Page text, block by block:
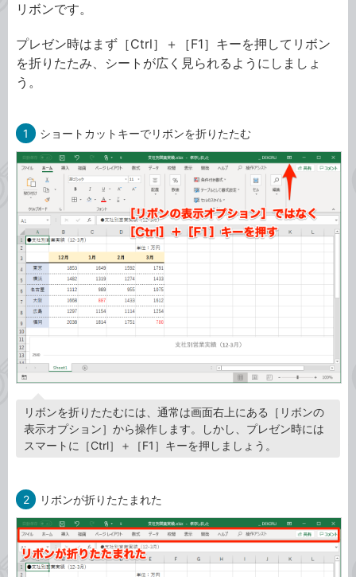
リボンです。
プレゼン時はまず［Ctrl］＋［F1］キーを押してリボン
を折りたたみ、シートが広く見られるようにしましょ
う。
1 ショートカットキーでリボンを折りたたむ
リボンを折りたたむには、通常は画面右上にある［リボンの
表示オプション］から操作します。しかし、プレゼン時には
スマートに［Ctrl］＋［F1］キーを押しましょう。
2 リボンが折りたたまれた